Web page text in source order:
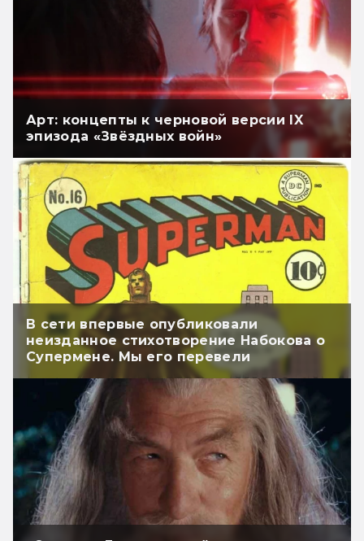
Арт: концепты к черновой версии IX
эпизода «Звёздных войн»
В сети впервые опубликовали
неизданное стихотворение Набокова о
Супермене. Мы его перевели